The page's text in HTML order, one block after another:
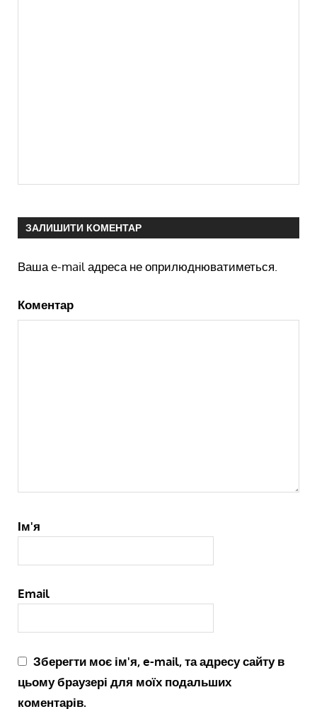
ЗАЛИШИТИ КОМЕНТАР
Ваша e-mail адреса не оприлюднюватиметься.
Коментар
Ім'я
Email
Зберегти моє ім'я, e-mail, та адресу сайту в
цьому браузері для моїх подальших
коментарів.